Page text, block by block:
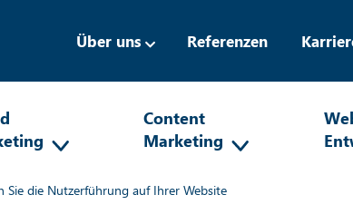
Über uns Referenzen
Content
Marketing
Sie die Nutzerführung auf Ihrer Website